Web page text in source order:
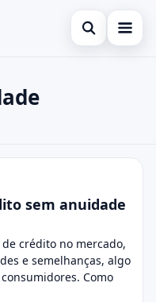
Abrir busca
para fechar.
sem anuidade
crédito no mercado,
e semelhanças, algo
Como